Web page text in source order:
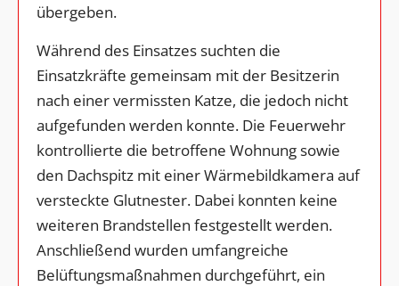
übergeben.
Während des Einsatzes suchten die
Einsatzkräfte gemeinsam mit der Besitzerin
nach einer vermissten Katze, die jedoch nicht
aufgefunden werden konnte. Die Feuerwehr
kontrollierte die betroffene Wohnung sowie
den Dachspitz mit einer Wärmebildkamera auf
versteckte Glutnester. Dabei konnten keine
weiteren Brandstellen festgestellt werden.
Anschließend wurden umfangreiche
Belüftungsmaßnahmen durchgeführt, ein